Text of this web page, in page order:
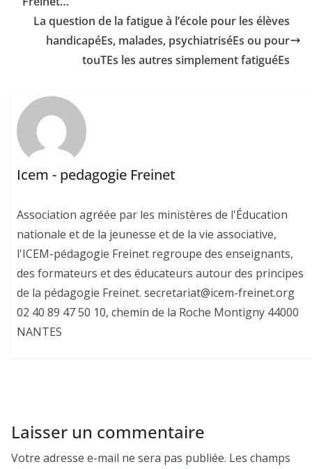
La question de la fatigue à l’école pour les élèves
handicapéEs, malades, psychiatriséEs ou pour
touTEs les autres simplement fatiguéEs
Icem - pedagogie Freinet
Association agréée par les ministères de l'Éducation
nationale et de la jeunesse et de la vie associative,
l'ICEM-pédagogie Freinet regroupe des enseignants,
des formateurs et des éducateurs autour des principes
de la pédagogie Freinet. secretariat@icem-freinet.org
02 40 89 47 50 10, chemin de la Roche Montigny 44000
NANTES
Laisser un commentaire
Votre adresse e-mail ne sera pas publiée. Les champs